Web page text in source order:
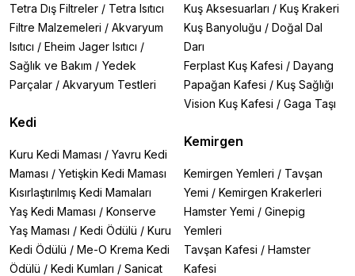
Tetra Dış Filtreler / Tetra Isıtıcı
Filtre Malzemeleri / Akvaryum
Isıtıcı / Eheim Jager Isıtıcı /
Sağlık ve Bakım / Yedek
Parçalar / Akvaryum Testleri
Kedi
Kuru Kedi Maması / Yavru Kedi
Maması / Yetişkin Kedi Maması
Kısırlaştırılmış Kedi Mamaları
Yaş Kedi Maması / Konserve
Yaş Maması / Kedi Ödülü / Kuru
Kedi Ödülü / Me-O Krema Kedi
Ödülü / Kedi Kumları / Sanicat
Kuş Aksesuarları / Kuş Krakeri
Kuş Banyoluğu / Doğal Dal
Darı
Ferplast Kuş Kafesi / Dayang
Papağan Kafesi / Kuş Sağlığı
Vision Kuş Kafesi / Gaga Taşı
Kemirgen
Kemirgen Yemleri / Tavşan
Yemi / Kemirgen Krakerleri
Hamster Yemi / Ginepig
Yemleri
Tavşan Kafesi / Hamster
Kafesi